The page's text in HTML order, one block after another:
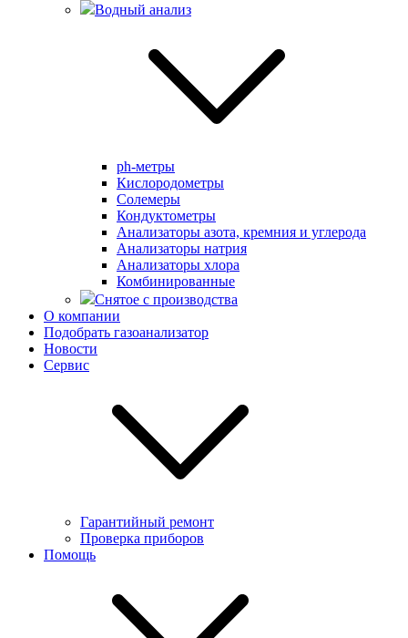
Водный анализ
ph-метры
Кислородометры
Солемеры
Кондуктометры
Анализаторы азота, кремния и углерода
Анализаторы натрия
Анализаторы хлора
Комбинированные
Снятое с производства
О компании
Подобрать газоанализатор
Новости
Сервис
Гарантийный ремонт
Проверка приборов
Помощь